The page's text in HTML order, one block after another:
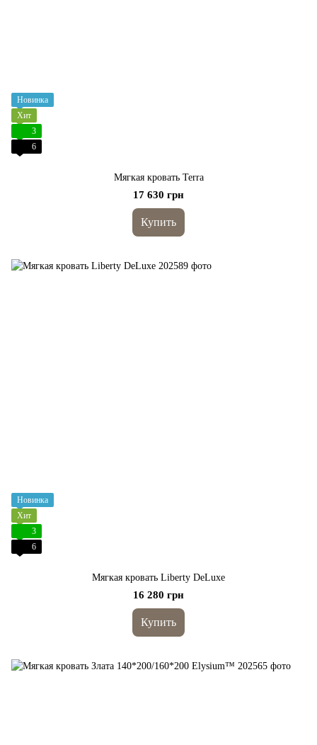
Новинка
Хит
3
6
Мягкая кровать Terra
17 630 грн
Купить
Новинка
Хит
3
6
Мягкая кровать Liberty DeLuxe
16 280 грн
Купить